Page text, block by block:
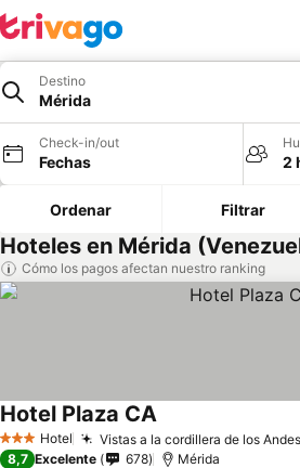
Destino
Mérida
Check-in/out
Fechas 2
Ordenar Filtrar
Hoteles en Mérida
Cómo los pagos afectan nuestro ranking
3 Estrellas
Hotel Vistas a la cordillera de los Andes
Hotel Plaza CAVer precios
8,7 Excelente 678 Mérida